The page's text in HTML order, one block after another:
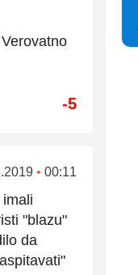
-5
• 00:11
"blazu"
da